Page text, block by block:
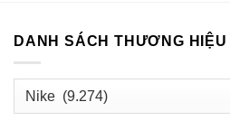
DANH SÁCH THƯƠNG HIỆU